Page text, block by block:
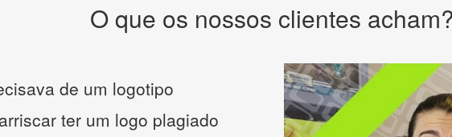
O que os nossos clientes
de um logotipo
ter um logo plagiado